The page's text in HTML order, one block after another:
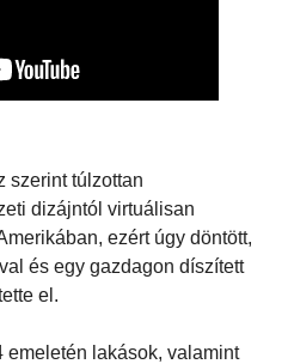
szerint túlzottan
dizájntól virtuálisan
ezért úgy döntött,
és egy gazdagon díszített
el.
emeletén lakások, valamint